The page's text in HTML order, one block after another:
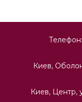
Телефон:
Киев,
Киев, Центр,